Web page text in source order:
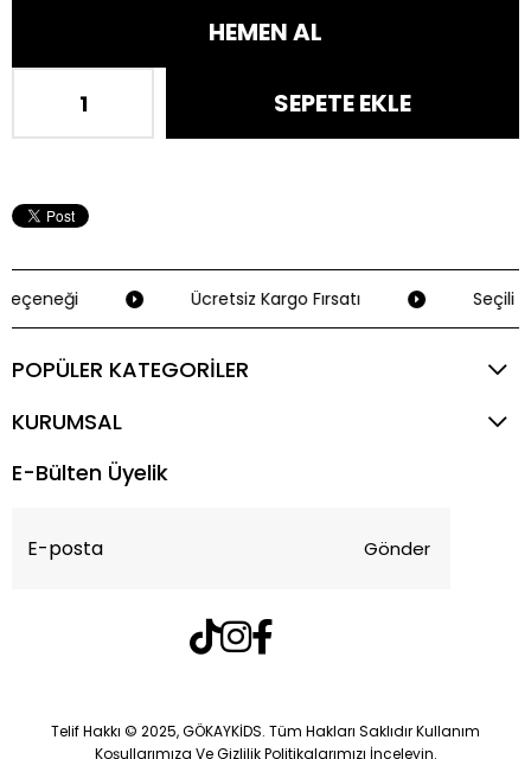
Ücretsiz Kargo Fırsatı Seçili
POPÜLER KATEGORİLER
KURUMSAL
E-Bülten Üyelik
Gönder
Telif Hakkı © 2025, GÖKAYKİDS. Tüm Hakları Saklıdır Kullanım
Koşullarımıza Ve Gizlilik Politikalarımızı İnceleyin.